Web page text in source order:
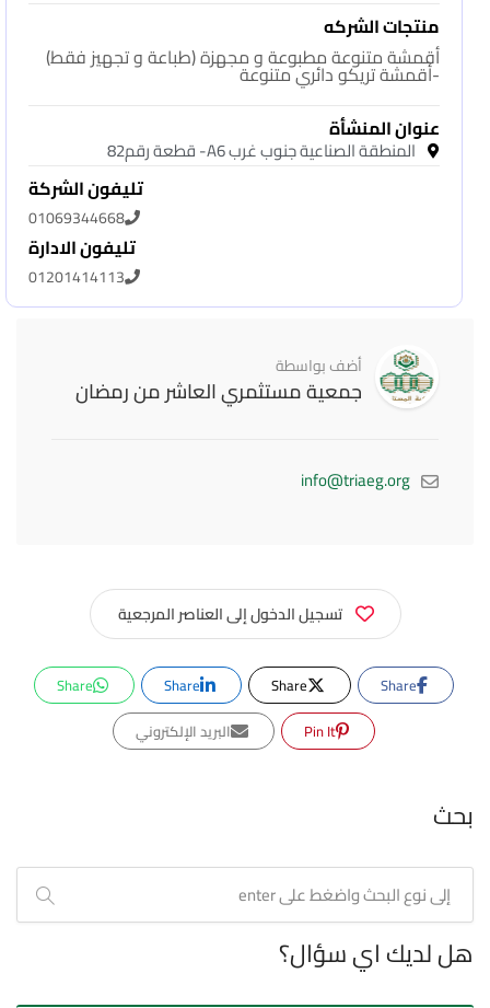
منتجات الشركه
أقمشة متنوعة مطبوعة و مجهزة (طباعة و تجهيز فقط)
-أقمشة تريكو دائري متنوعة
عنوان المنشأة
المنطقة الصناعية جنوب غرب A6- قطعة رقم82
تليفون الشركة
01069344668
تليفون الادارة
01201414113
أضف بواسطة
جمعية مستثمري العاشر من رمضان
info@triaeg.org
تسجيل الدخول إلى العناصر المرجعية
Share
Share
Share
Share
Pin It
البريد الإلكتروني
بحث
هل لديك اي سؤال؟